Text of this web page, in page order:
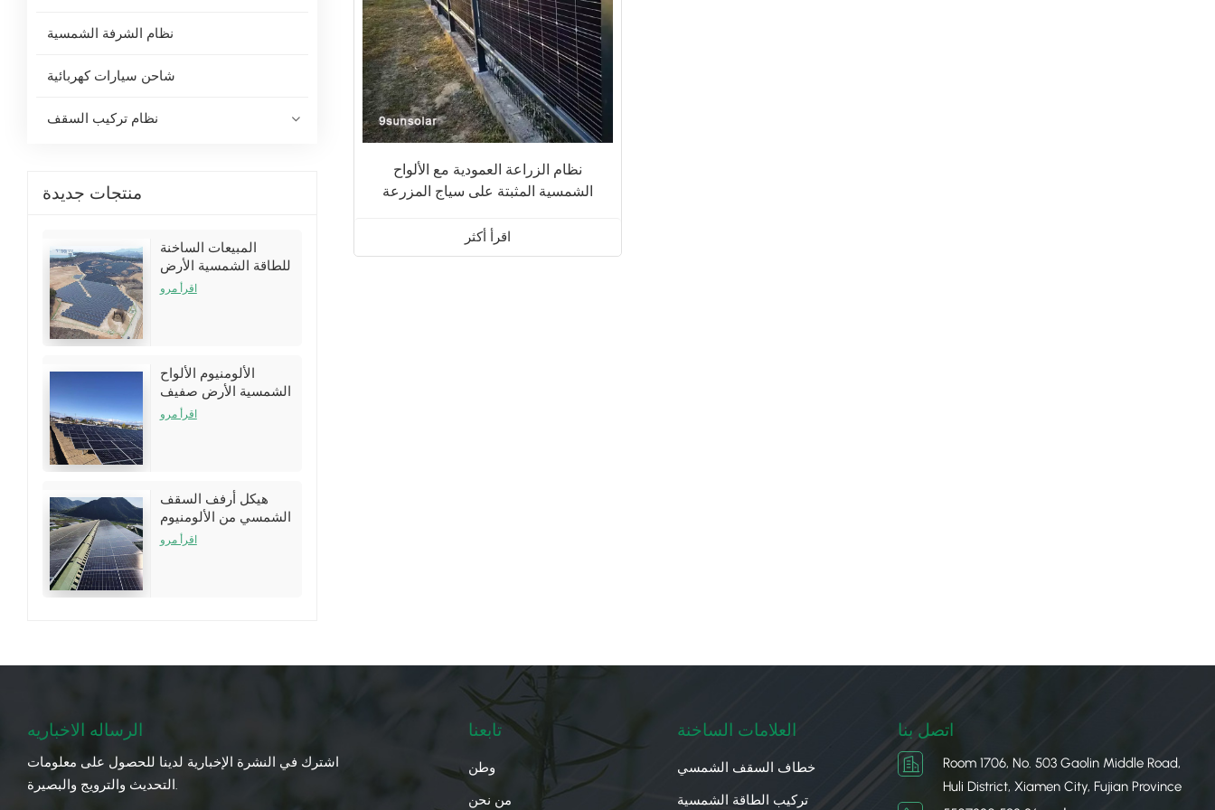
نظام الشرفة الشمسية
شاحن سيارات كهربائية
نظام تركيب السقف
منتجات جديدة
المبيعات الساخنة
للطاقة الشمسية الأرض
تركيب أقواس الأقواس
اقرأ مرو
الألومنيوم الألواح
الشمسية الأرض صفيف
نظام الأرفف
اقرأ مرو
هيكل أرفف السقف
الشمسي من الألومنيوم
لتركيبات سقف القصدير
اقرأ مرو
نظام الزراعة العمودية مع الألواح
الشمسية المثبتة على سياج المزرعة
اقرأ أكثر
الرساله الاخباريه
اشترك في النشرة الإخبارية لدينا للحصول على معلومات
التحديث والترويج والبصيرة.
تابعنا
وطن
من نحن
العلامات الساخنة
خطاف السقف الشمسي
تركيب الطاقة الشمسية
اتصل بنا
Room 1706, No. 503 Gaolin Middle Road,
Huli District, Xiamen City, Fujian Province